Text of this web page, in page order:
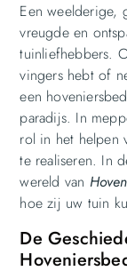
Een weelderige,
vreugde en
tuinliefhebbers.
vingers hebt of
een
paradijs. In
rol in het helpen
te realiseren. In
wereld van
hoe zij uw tuin
De